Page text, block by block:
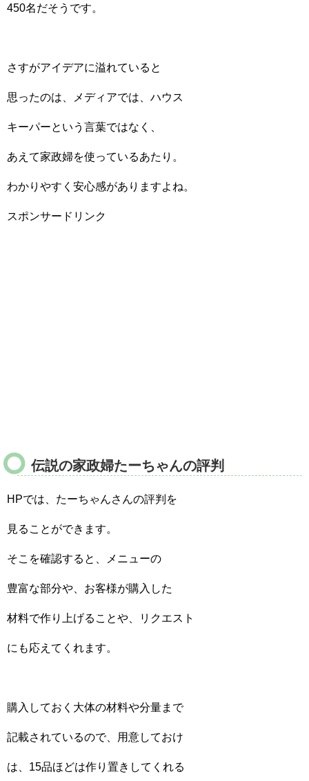
450名だそうです。
さすがアイデアに溢れていると
思ったのは、メディアでは、ハウス
キーパーという言葉ではなく、
あえて家政婦を使っているあたり。
わかりやすく安心感がありますよね。
スポンサードリンク
伝説の家政婦たーちゃんの評判
HPでは、たーちゃんさんの評判を
見ることができます。
そこを確認すると、メニューの
豊富な部分や、お客様が購入した
材料で作り上げることや、リクエスト
にも応えてくれます。
購入しておく大体の材料や分量まで
記載されているので、用意しておけ
は、15品ほどは作り置きしてくれる